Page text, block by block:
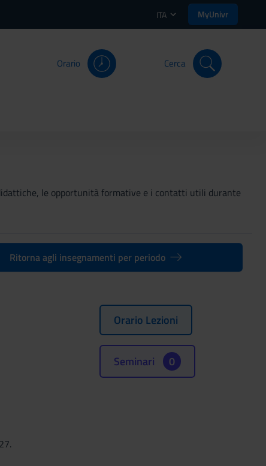
ITA MyUnivr
Orario Cerca
le opportunità formative e i contatti utili durante
Ritorna agli insegnamenti per periodo
Orario Lezioni
Seminari 0